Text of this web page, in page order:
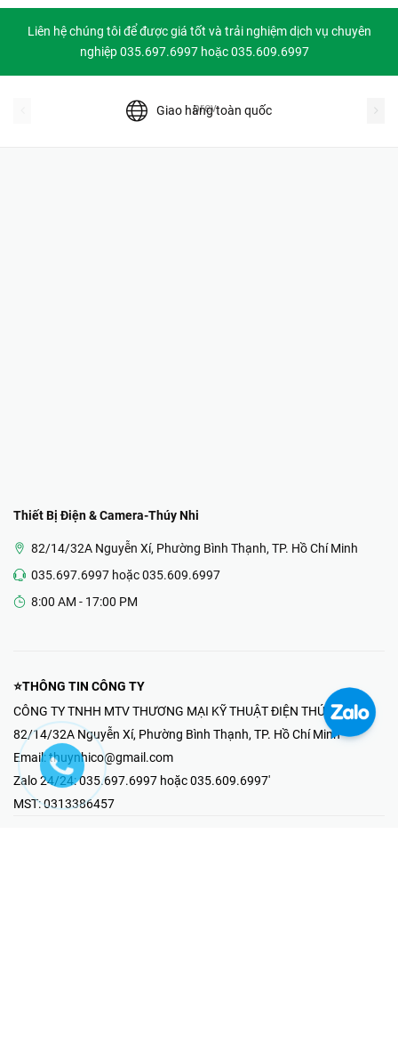
Liên hệ chúng tôi để được giá tốt và trải nghiệm dịch vụ chuyên
nghiệp 035.697.6997 hoặc 035.609.6997
Giao hàng toàn quốc
prev
Thiết Bị Điện & Camera-Thúy Nhi
82/14/32A Nguyễn Xí, Phường Bình Thạnh, TP. Hồ Chí Minh
035.697.6997 hoặc 035.609.6997
8:00 AM - 17:00 PM
⭐THÔNG TIN CÔNG TY
CÔNG TY TNHH MTV THƯƠNG MẠI KỸ THUẬT ĐIỆN THÚY NHI
82/14/32A Nguyễn Xí, Phường Bình Thạnh, TP. Hồ Chí Minh
Email: thuynhico@gmail.com
Zalo 24/24:035.697.6997 hoặc 035.609.6997'
MST:0313386457